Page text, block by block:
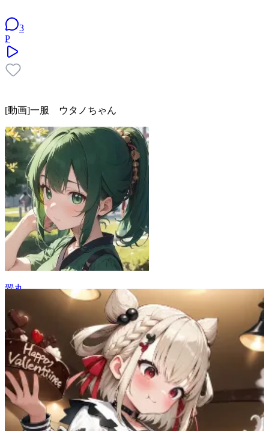
3
P
[動画]一服 ウタノちゃん
翠丸
23